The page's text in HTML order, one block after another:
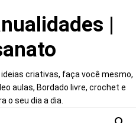
|
criativas, faça você mesmo,
aulas, Bordado livre, crochet e
o seu dia a dia.